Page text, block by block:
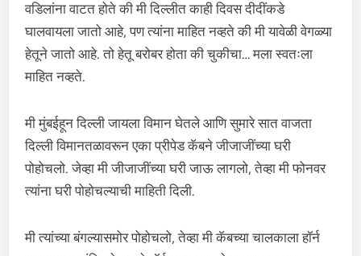
वडिलांना वाटत होते की मी दिल्लीत काही दिवस दीदींकडे
घालवायला जातो आहे, पण त्यांना माहित नव्हते की मी यावेळी वेगळ्या
हेतूने जातो आहे. तो हेतू बरोबर होता की चुकीचा… मला स्वतःला
माहित नव्हते.
मी मुंबईहून दिल्ली जायला विमान घेतले आणि सुमारे सात वाजता
दिल्ली विमानतळावरून एका प्रीपेड कॅबने जीजाजींच्या घरी
पोहोचलो. जेव्हा मी जीजाजींच्या घरी जाऊ लागलो, तेव्हा मी फोनवर
त्यांना घरी पोहोचल्याची माहिती दिली.
मी त्यांच्या बंगल्यासमोर पोहोचलो, तेव्हा मी कॅबच्या चालकाला हॉर्न